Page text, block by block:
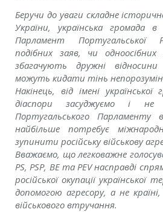
Беручи до уваги складне
України, українська громада в
Парламент Португальської
подібних заяв, чи
збагачують дружні
можуть кидати тінь
Накінець, від імені української
діаспори засуджуємо і не
Португальського Парламенту
найбільше потребує
зупинити російську військову
Вважаємо, що легковажне
PS, PSP, BE та PEV насправді
російської окупації української
допомогою агресору, а не
військового втручання.